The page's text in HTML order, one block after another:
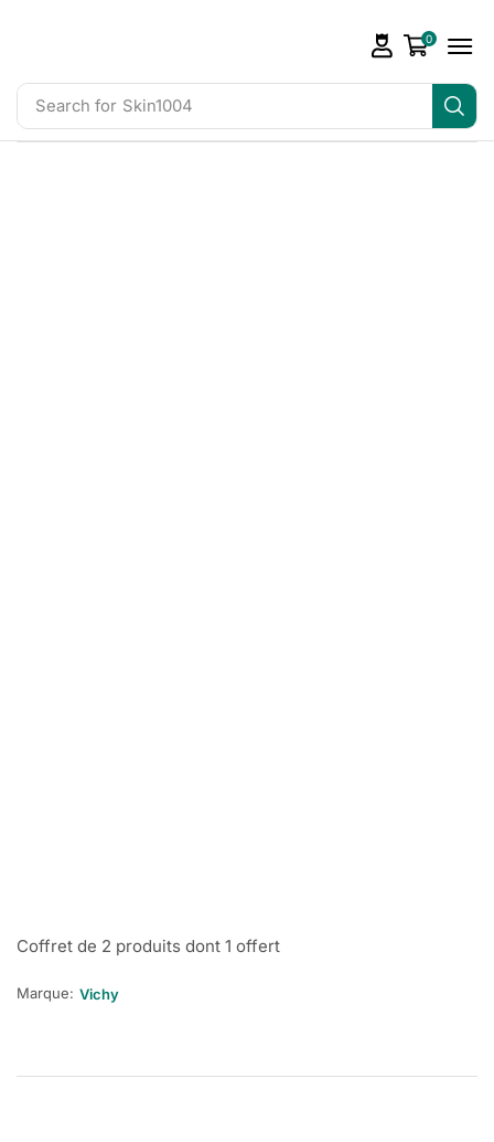
Search for Skin1004
0
Coffret de 2 produits dont 1 offert
Marque: Vichy